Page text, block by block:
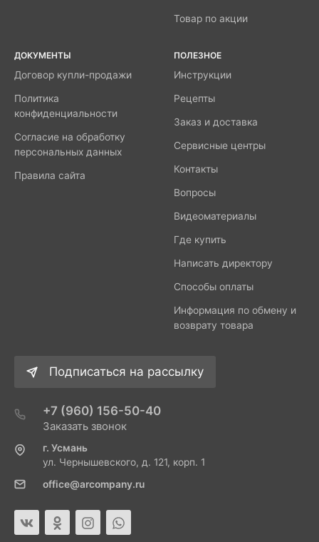
Товар по акции
ДОКУМЕНТЫ
Договор купли-продажи
Политика
конфиденциальности
Согласие на обработку
персональных данных
Правила сайта
ПОЛЕЗНОЕ
Инструкции
Рецепты
Заказ и доставка
Сервисные центры
Контакты
Вопросы
Видеоматериалы
Где купить
Написать директору
Способы оплаты
Информация по обмену и
возврату товара
Подписаться на рассылку
+7 (960) 156-50-40
Заказать звонок
г. Усмань
ул. Чернышевского, д. 121, корп. 1
office@arcompany.ru